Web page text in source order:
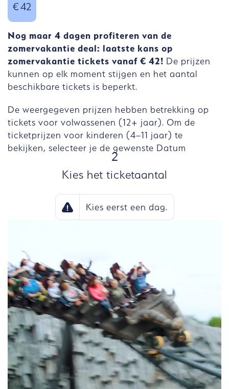
€ 42
Nog maar 4 dagen profiteren van de
zomervakantie deal: laatste kans op
zomervakantie tickets vanaf € 42! De prijzen
kunnen op elk moment stijgen en het aantal
beschikbare tickets is beperkt.
De weergegeven prijzen hebben betrekking op
tickets voor volwassenen (12+ jaar). Om de
ticketprijzen voor kinderen (4–11 jaar) te
bekijken, selecteer je de gewenste Datum
STAP 2
Kies het ticketaantal
Kies eerst een dag.